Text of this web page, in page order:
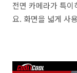
전면 카메라가 특
요. 화면을 넓게 사